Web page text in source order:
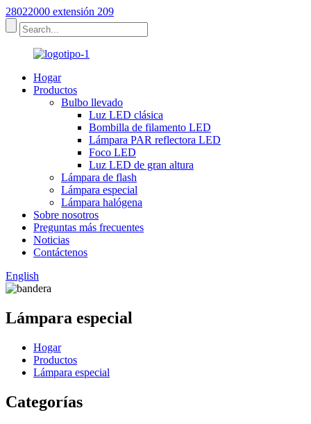
28022000 extensión 209
Hogar
Productos
Bulbo llevado
Luz LED clásica
Bombilla de filamento LED
Lámpara PAR reflectora LED
Foco LED
Luz LED de gran altura
Lámpara de flash
Lámpara especial
Lámpara halógena
Sobre nosotros
Preguntas más frecuentes
Noticias
Contáctenos
English
Lámpara especial
Hogar
Productos
Lámpara especial
Categorías